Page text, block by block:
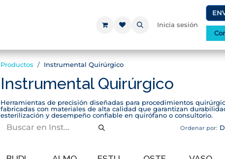
Inicia sesión
Productos Instrumental Quirúrgico
Instrumental Quirúrgico
Herramientas de precisión diseñadas para procedimientos
fabricadas con materiales de alta calidad que garantizan
esterilización y desempeño confiable en quirófano o consultorio.
Ordenar por: